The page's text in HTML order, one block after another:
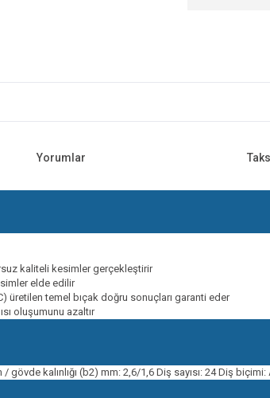
Yorumlar
kaliteli kesimler gerçekleştirir
elde edilir
üretilen temel bıçak doğru sonuçları garanti eder
oluşumunu azaltır
kalınlığı (b2) mm: 2,6/1,6 Diş sayısı: 24 Diş